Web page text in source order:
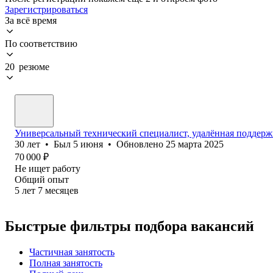
Зарегистрироваться
За всё время
По соответствию
20 резюме
Универсальный технический специалист, удалённая
30 лет • Был 5 июня • Обновлено 25 марта 2025
70 000 ₽
Не ищет работу
Общий опыт
5 лет 7 месяцев
Быстрые фильтры подбора вакансий
Частичная занятость
Полная занятость